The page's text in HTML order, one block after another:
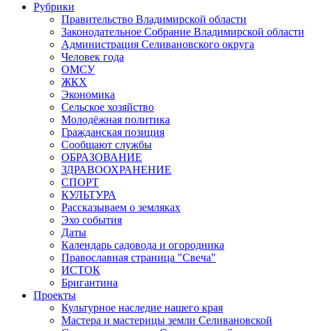
Рубрики
Правительство Владимирской области
Законодательное Собрание Владимирской области
Администрация Селивановского округа
Человек года
ОМСУ
ЖКХ
Экономика
Сельское хозяйство
Молодёжная политика
Гражданская позиция
Сообщают службы
ОБРАЗОВАНИЕ
ЗДРАВООХРАНЕНИЕ
СПОРТ
КУЛЬТУРА
Рассказываем о земляках
Эхо события
Даты
Календарь садовода и огородника
Православная страница "Свеча"
ИСТОК
Бригантина
Проекты
Культурное наследие нашего края
Мастера и мастерицы земли Селивановской